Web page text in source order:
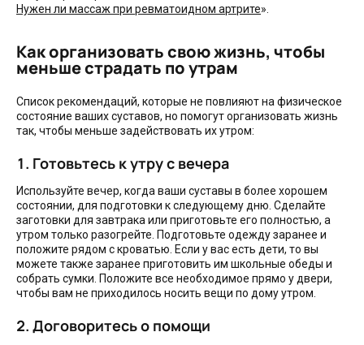
Нужен ли массаж при ревматоидном артрите».
Как организовать свою жизнь, чтобы
меньше страдать по утрам
Список рекомендаций, которые не повлияют на физическое
состояние ваших суставов, но помогут организовать жизнь
так, чтобы меньше задействовать их утром:
1. Готовьтесь к утру с вечера
Используйте вечер, когда ваши суставы в более хорошем
состоянии, для подготовки к следующему дню. Сделайте
заготовки для завтрака или приготовьте его полностью, а
утром только разогрейте. Подготовьте одежду заранее и
положите рядом с кроватью. Если у вас есть дети, то вы
можете также заранее приготовить им школьные обеды и
собрать сумки. Положите все необходимое прямо у двери,
чтобы вам не приходилось носить вещи по дому утром.
2. Договоритесь о помощи